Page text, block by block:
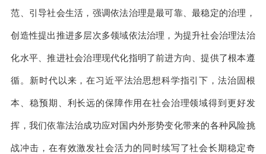
范、引导社会生活，强调依法治理是最可靠、最稳定的治理，
创造性提出推进多层次多领域依法治理，为提升社会治理法治
化水平、推进社会治理现代化指明了前进方向、提供了根本遵
循。新时代以来，在习近平法治思想科学指引下，法治固根
本、稳预期、利长远的保障作用在社会治理领域得到更好发
挥，我们依靠法治成功应对国内外形势变化带来的各种风险挑
战冲击，在有效激发社会活力的同时续写了社会长期稳定奇